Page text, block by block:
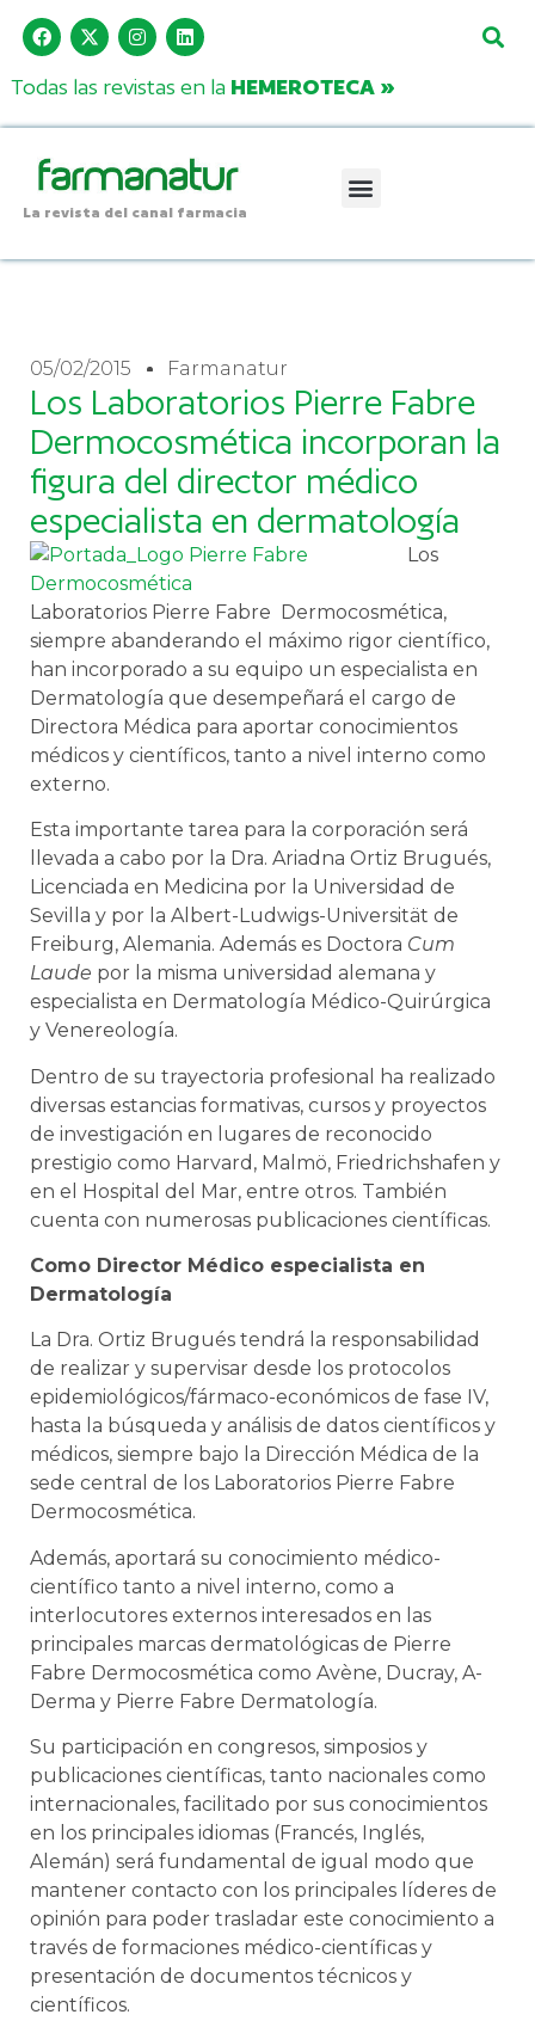
Todas las revistas en la HEMEROTECA »
La revista del canal farmacia
05/02/2015 Farmanatur
Los Laboratorios Pierre Fabre
Dermocosmética incorporan la
figura del director médico
especialista en dermatología
Los
Laboratorios Pierre Fabre Dermocosmética,
siempre abanderando el máximo rigor científico,
han incorporado a su equipo un especialista en
Dermatología que desempeñará el cargo de
Directora Médica para aportar conocimientos
médicos y científicos, tanto a nivel interno como
externo.
Esta importante tarea para la corporación será
llevada a cabo por la Dra. Ariadna Ortiz Brugués,
Licenciada en Medicina por la Universidad de
Sevilla y por la Albert-Ludwigs-Universität de
Freiburg, Alemania. Además es Doctora Cum
Laude por la misma universidad alemana y
especialista en Dermatología Médico-Quirúrgica
y Venereología.
Dentro de su trayectoria profesional ha realizado
diversas estancias formativas, cursos y proyectos
de investigación en lugares de reconocido
prestigio como Harvard, Malmö, Friedrichshafen y
en el Hospital del Mar, entre otros. También
cuenta con numerosas publicaciones científicas.
Como Director Médico especialista en
Dermatología
La Dra. Ortiz Brugués tendrá la responsabilidad
de realizar y supervisar desde los protocolos
epidemiológicos/fármaco-económicos de fase IV,
hasta la búsqueda y análisis de datos científicos y
médicos, siempre bajo la Dirección Médica de la
sede central de los Laboratorios Pierre Fabre
Dermocosmética.
Además, aportará su conocimiento médico-
científico tanto a nivel interno, como a
interlocutores externos interesados en las
principales marcas dermatológicas de Pierre
Fabre Dermocosmética como Avène, Ducray, A-
Derma y Pierre Fabre Dermatología.
Su participación en congresos, simposios y
publicaciones científicas, tanto nacionales como
internacionales, facilitado por sus conocimientos
en los principales idiomas (Francés, Inglés,
Alemán) será fundamental de igual modo que
mantener contacto con los principales líderes de
opinión para poder trasladar este conocimiento a
través de formaciones médico-científicas y
presentación de documentos técnicos y
científicos.